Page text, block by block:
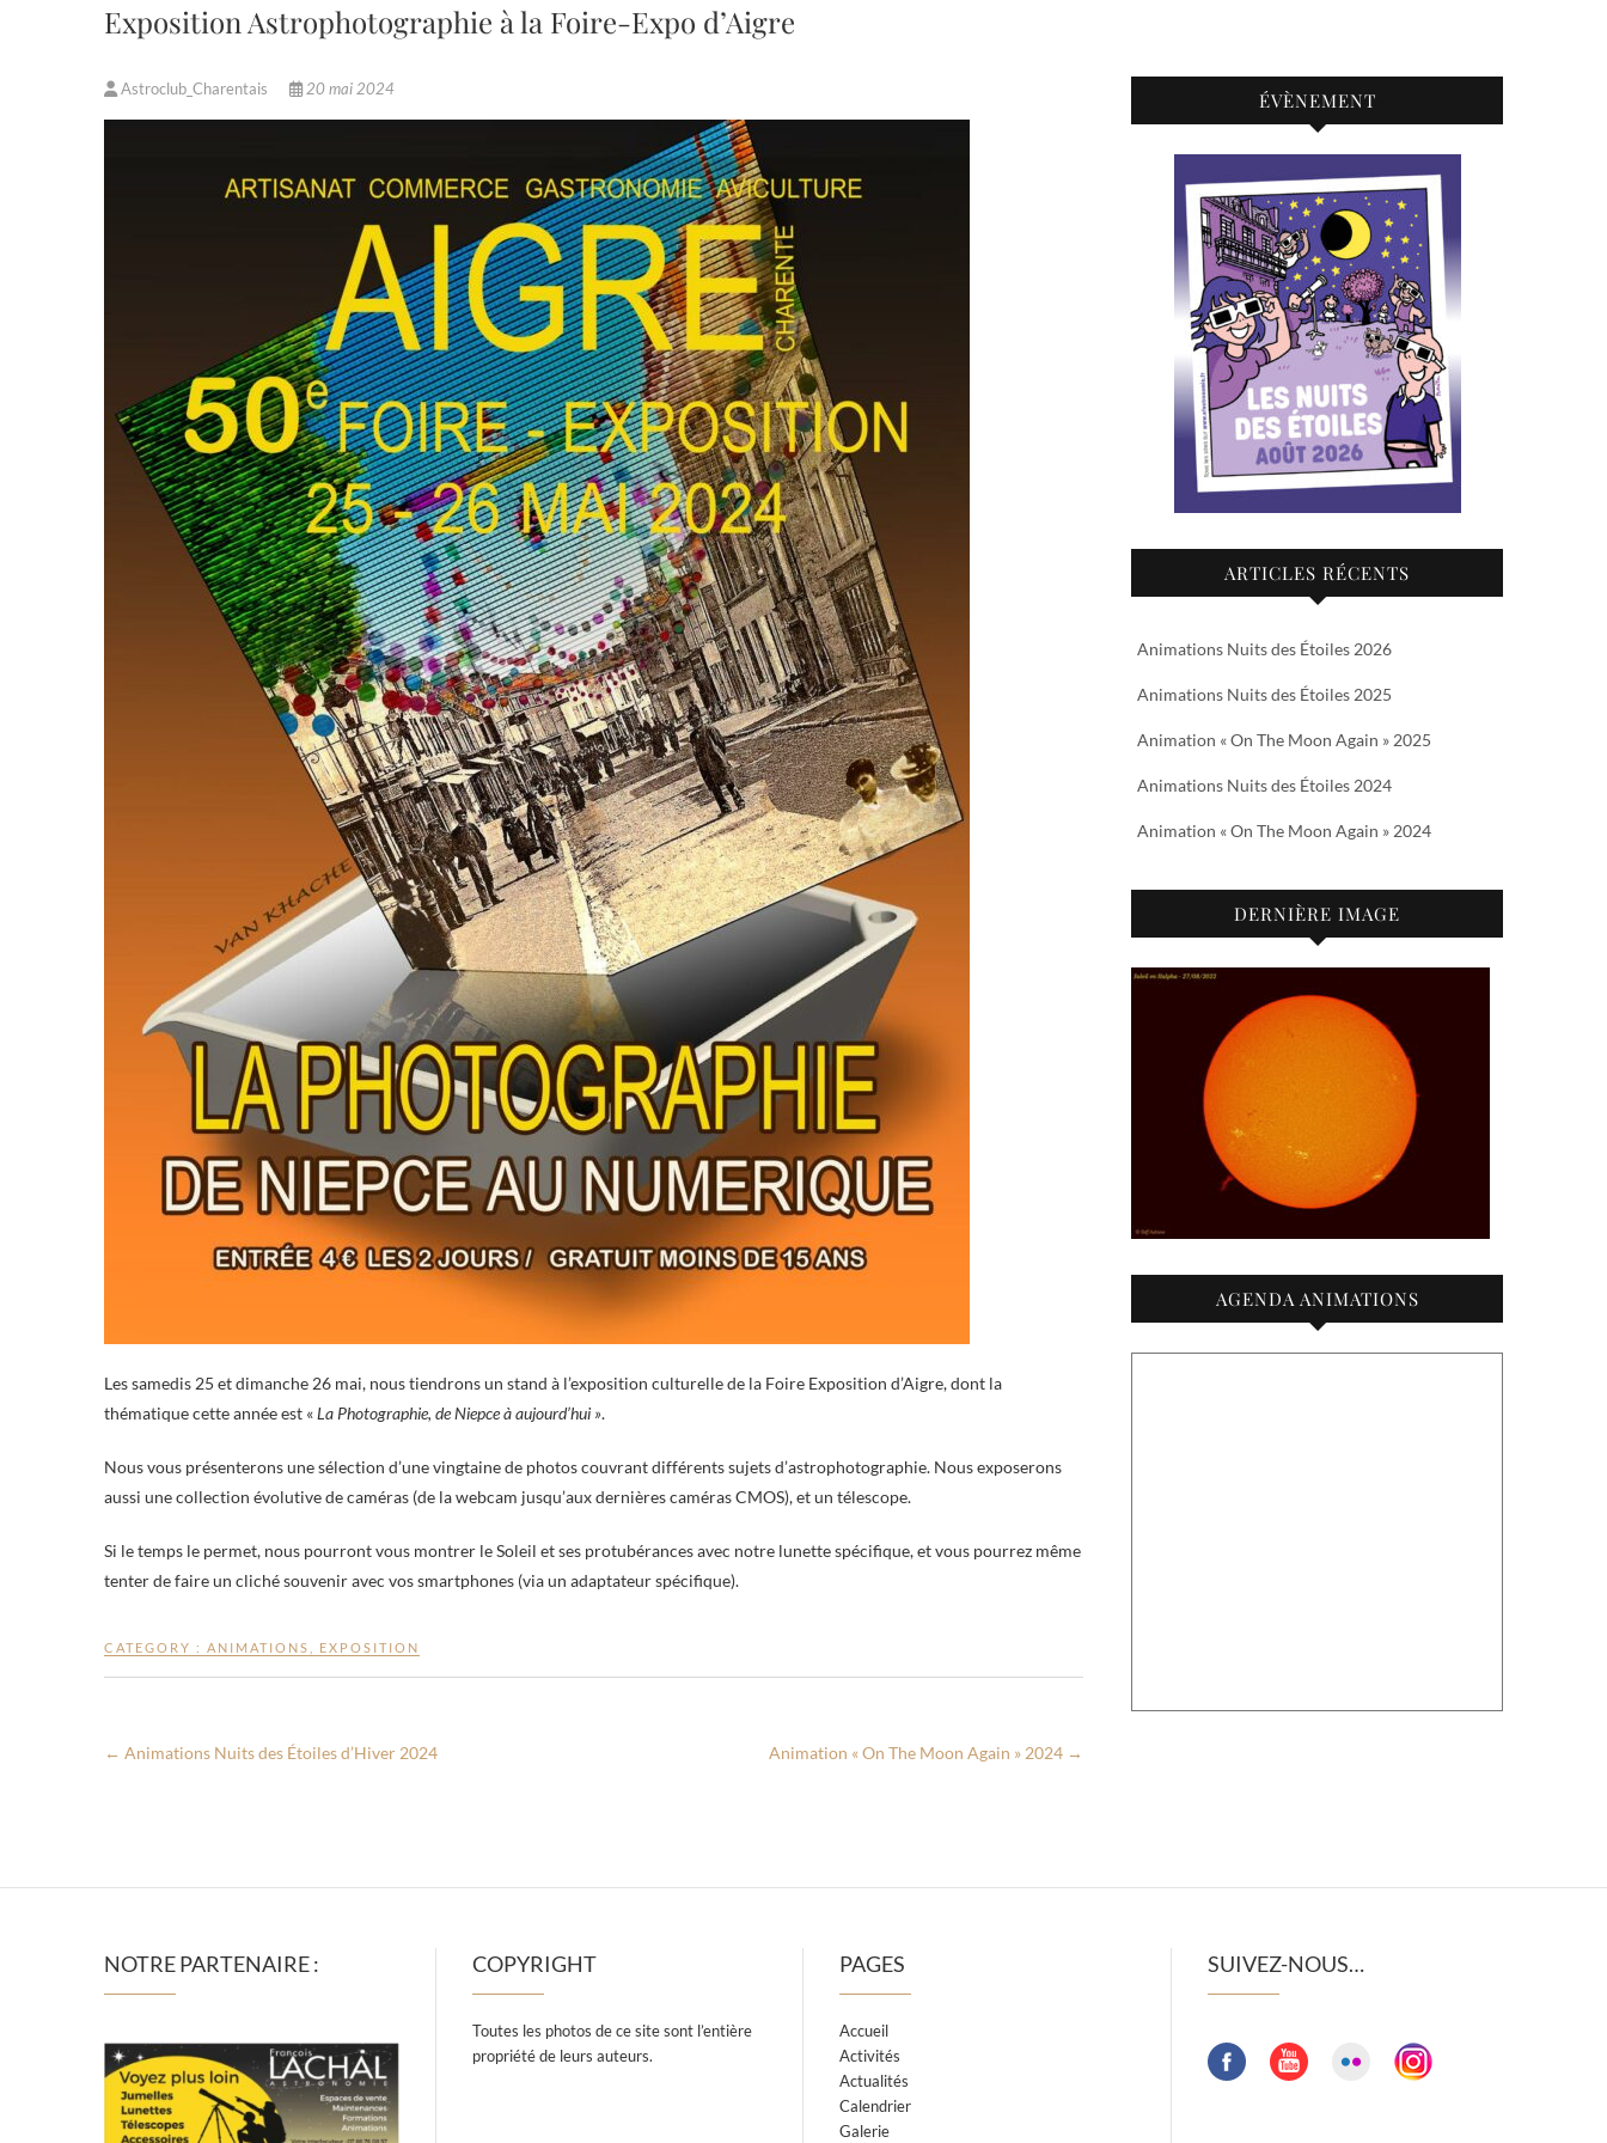
Exposition Astrophotographie à la Foire-Expo d’Aigre
Astroclub_Charentais 20 mai 2024
Les samedis 25 et dimanche 26 mai, nous tiendrons un stand à l’exposition culturelle de la Foire Exposition d’Aigre, dont la
thématique cette année est «La Photographie, de Niepce à aujourd’hui ».
Nous vous présenterons une sélection d’une vingtaine de photos couvrant différents sujets d’astrophotographie. Nous exposerons
aussi une collection évolutive de caméras (de la webcam jusqu’aux dernières caméras CMOS), et un télescope.
Si le temps le permet, nous pourront vous montrer le Soleil et ses protubérances avec notre lunette spécifique, et vous pourrez même
tenter de faire un cliché souvenir avec vos smartphones (via un adaptateur spécifique).
CATEGORY : ANIMATIONS EXPOSITION
← Animations Nuits des Étoiles d’Hiver 2024 Animation « On The Moon Again » 2024 →
ÉVÈNEMENT
ARTICLES RÉCENTS
Animations Nuits des Étoiles 2026
Animations Nuits des Étoiles 2025
Animation « On The Moon Again » 2025
Animations Nuits des Étoiles 2024
Animation « On The Moon Again » 2024
DERNIÈRE IMAGE
AGENDA ANIMATIONS
NOTRE PARTENAIRE : COPYRIGHT
Toutes les photos de ce site sont l’entière
propriété de leurs auteurs.
PAGES
Accueil
Activités
Actualités
Calendrier
Galerie
SUIVEZ-NOUS…